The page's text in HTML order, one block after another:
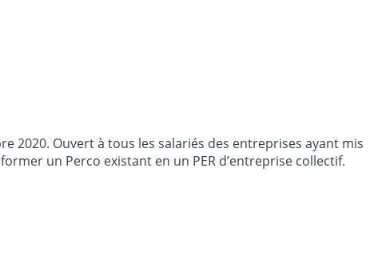
2020. Ouvert à tous les salariés des entreprises ayant mis
un Perco existant en un PER d’entreprise collectif.